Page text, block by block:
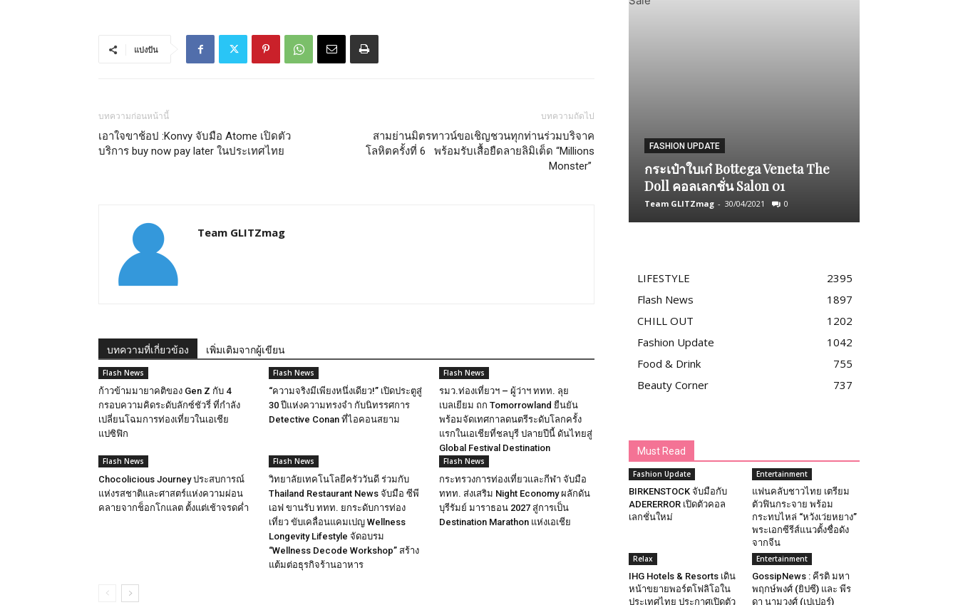
แบ่งปัน
บทความก่อนหน้านี้
เอาใจ​ขาช้อป​ :Konvy จับมือ Atome เปิดตัว
บริการ buy now pay later ในประเทศไทย
บทความถัดไป
สามย่านมิตรทาวน์ขอเชิญชวนทุกท่านร่วมบริจาค
โลหิตครั้งที่ 6 พร้อมรับเสื้อยืดลายลิมิเต็ด “Millions
Monster”
Team GLITZmag
บทความที่เกี่ยวข้อง เพิ่มเติมจากผู้เขียน
Flash News
ก้าวข้ามมายาคติของ Gen Z กับ 4
กรอบความคิดระดับลักซ์ชัวรี่ ที่กำลัง
เปลี่ยนโฉมการท่องเที่ยวในเอเชีย
แปซิฟิก
Flash News
“ความจริงมีเพียงหนึ่งเดียว!” เปิดประตูสู่
30 ปีแห่งความทรงจำ กับนิทรรศการ
Detective Conan ที่ไอคอนสยาม
Flash News
รมว.ท่องเที่ยวฯ – ผู้ว่าฯ ททท. ลุย
เบลเยียม ถก Tomorrowland ยืนยัน
พร้อมจัดเทศกาลดนตรีระดับโลกครั้ง
แรกในเอเชียที่ชลบุรี ปลายปีนี้ ดันไทยสู่
Global Festival Destination
Flash News
Chocolicious Journey ประสบการณ์
แห่งรสชาติและศาสตร์แห่งความผ่อน
คลายจากช็อกโกแลต ตั้งแต่เช้าจรดค่ำ
Flash News
วิทยาลัยเทคโนโลยีครัววันดี ร่วมกับ
Thailand Restaurant News จับมือ ซีพี
เอฟ ขานรับ ททท. ยกระดับการท่อง
เที่ยว ขับเคลื่อนแคมเปญ Wellness
Longevity Lifestyle จัดอบรม
“Wellness Decode Workshop” สร้าง
แต้มต่อธุรกิจร้านอาหาร
Flash News
กระทรวงการท่องเที่ยวและกีฬา จับมือ
ททท. ส่งเสริม Night Economy ผลักดัน
บุรีรัมย์ มาราธอน 2027 สู่การเป็น
Destination Marathon แห่งเอเชีย
FASHION UPDATE
กระเป๋า​ใบเก๋​ Bottega Veneta The
Doll คอลเลกชั่น Salon 01
Team GLITZmag - 30/04/2021 0
LIFESTYLE
2395
Flash News
1897
CHILL OUT
1202
Fashion Update
1042
Food & Drink
755
Beauty Corner
737
Must Read
Fashion Update
BIRKENSTOCK จับมือกับ
ADERERROR เปิดตัวคอล
เลกชั่นใหม่
Entertainment
แฟนคลับชาวไทย เตรียม
ตัวฟินกระจาย พร้อม
กระทบไหล่ “หวังเว่ยหยาง”
พระเอกซีรีส์แนวตั้งชื่อดัง
จากจีน
Relax
IHG Hotels & Resorts เดิน
หน้าขยายพอร์ตโฟลิโอใน
ประเทศไทย ประกาศเปิดตัว
Entertainment
GossipNews : คีรติ มหา
พฤกษ์พงศ์ (ยิปซี) และ พีร
ดา นามวงศ์ (เปเปอร์)